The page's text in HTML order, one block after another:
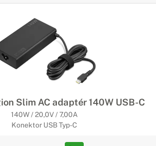
Slim AC adaptér 140W USB-C
140W / 20,0V / 7,00A
Konektor USB Typ-C